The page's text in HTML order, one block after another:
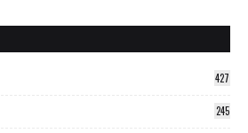
427
245